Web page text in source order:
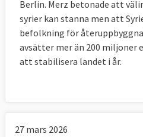
2. Vad vill Sverige?
Den svenska regeringen
Det finns dock ett
regeringen vill
Berlin. Merz betonade att
syrier kan stanna men att
befolkning för
avsätter mer än 200 miljoner
att stabilisera landet i år.
27 mars 2026